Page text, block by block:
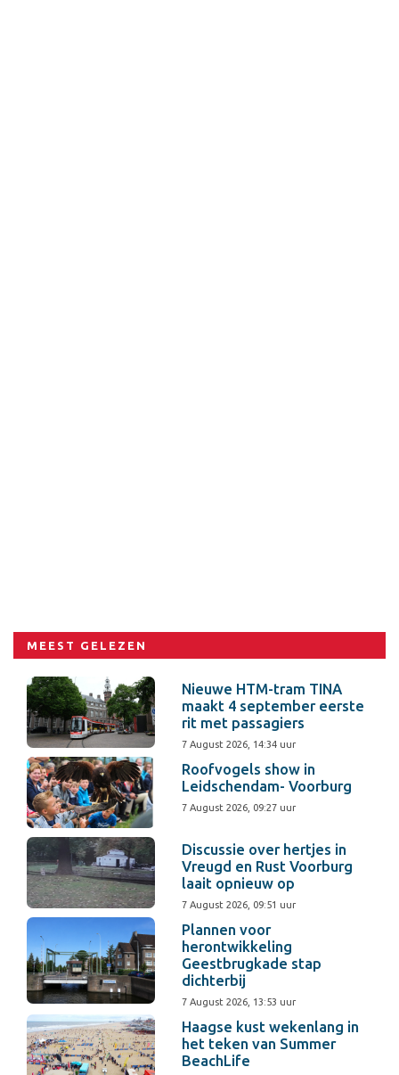
MEEST GELEZEN
Nieuwe HTM-tram TINA
maakt 4 september eerste
rit met passagiers
7 August 2026, 14:34 uur
Roofvogels show in
Leidschendam- Voorburg
7 August 2026, 09:27 uur
Discussie over hertjes in
Vreugd en Rust Voorburg
laait opnieuw op
7 August 2026, 09:51 uur
Plannen voor
herontwikkeling
Geestbrugkade stap
dichterbij
7 August 2026, 13:53 uur
Haagse kust wekenlang in
het teken van Summer
BeachLife